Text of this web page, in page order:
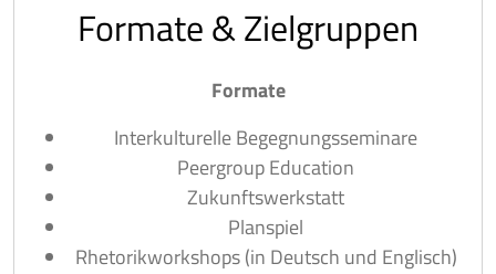
Formate & Zielgruppen
Formate
Interkulturelle Begegnungsseminare
Peergroup Education
Zukunftswerkstatt
Planspiel
Rhetorikworkshops (in Deutsch und Englisch)